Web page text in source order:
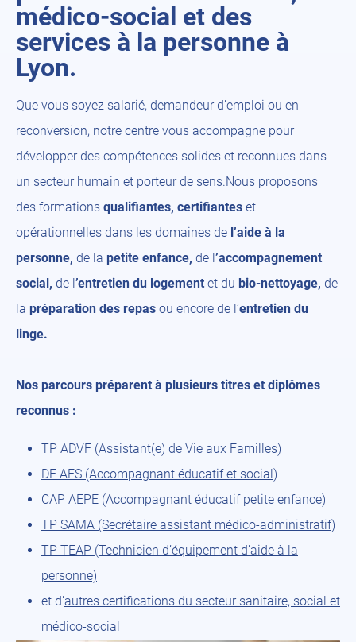
médico-social et des
services à la personne à
Lyon.
Que vous soyez salarié, demandeur d’emploi ou en
reconversion, notre centre vous accompagne pour
développer des compétences solides et reconnues dans
un secteur humain et porteur de sens.Nous proposons
des formations qualifiantes, certifiantes et
opérationnelles dans les domaines de l’aide à la
personne, de la petite enfance, de l ’accompagnement
social, de l ’entretien du logement et du bio-nettoyage, de
la préparation des repas ou encore de l’entretien du
linge.
Nos parcours préparent à plusieurs titres et diplômes
reconnus :
TP ADVF (Assistant(e) de Vie aux Familles)
DE AES (Accompagnant éducatif et social)
CAP AEPE (Accompagnant éducatif petite enfance)
TP SAMA (Secrétaire assistant médico-administratif)
TP TEAP (Technicien d’équipement d’aide à la
personne)
et d’autres certifications du secteur sanitaire, social et
médico-social